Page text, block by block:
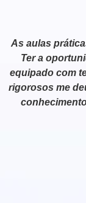
As aulas
Ter a
equipado com
rigorosos me